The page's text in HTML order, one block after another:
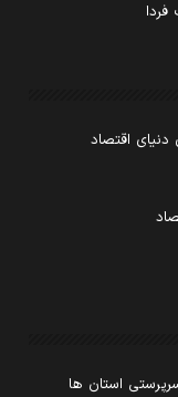
اقتصاد
استان ها